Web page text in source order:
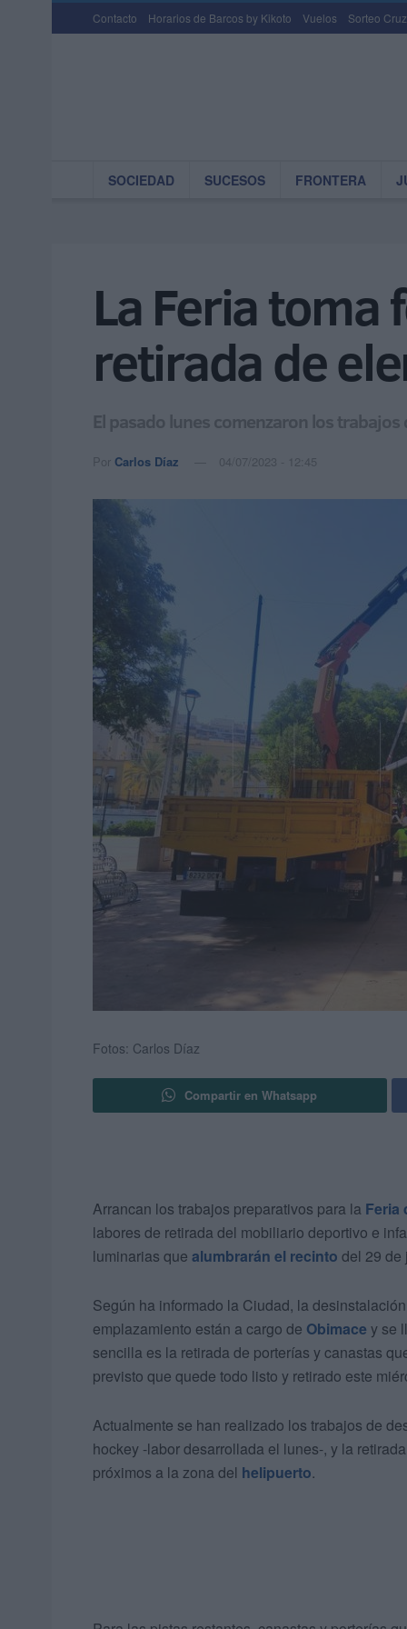
Contacto Horarios de Barcos by Kikoto Vuelos Sorteo
SOCIEDAD SUCESOS FRONTERA
La Feria
retirada de
El pasado lunes comenzaron los
Por Carlos Díaz 04/07/2023 - 12:45
Fotos: Carlos Díaz
Compartir en Whatsapp
Arrancan los trabajos preparativos para la Feria
labores de retirada del mobiliario deportivo e
luminarias que alumbrarán el recinto del 29 de
Según ha informado la Ciudad, la
emplazamiento están a cargo de Obimace y se
sencilla es la retirada de porterías y canastas
previsto que quede todo listo y retirado este
Actualmente se han realizado los trabajos de
hockey -labor desarrollada el lunes-, y la
próximos a la zona del helipuerto.